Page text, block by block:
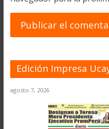
Edición Impresa
agosto 7, 2026